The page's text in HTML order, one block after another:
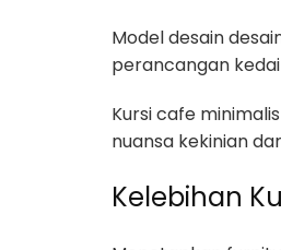
Model desain
perancangan
Kursi cafe
nuansa kekinian
Kelebihan